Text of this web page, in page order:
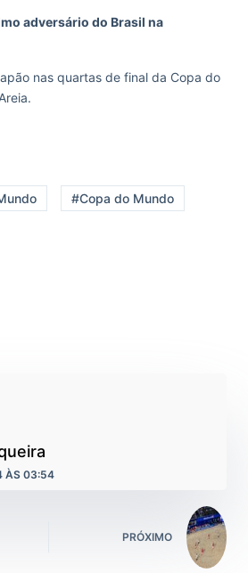
adversário do Brasil na
nas quartas de final da Copa do
#Copa do Mundo
ÀS 03:54
PRÓXIMO